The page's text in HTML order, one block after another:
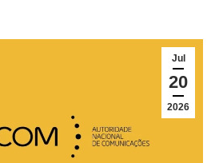
Jul
20
2026